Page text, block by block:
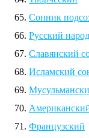
Сонник
Русский
Славянский
Исламский
Французский